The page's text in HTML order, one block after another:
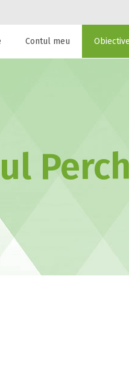
cazare la
Contul meu